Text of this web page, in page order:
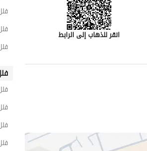
انقر للذهاب إلى الرابط